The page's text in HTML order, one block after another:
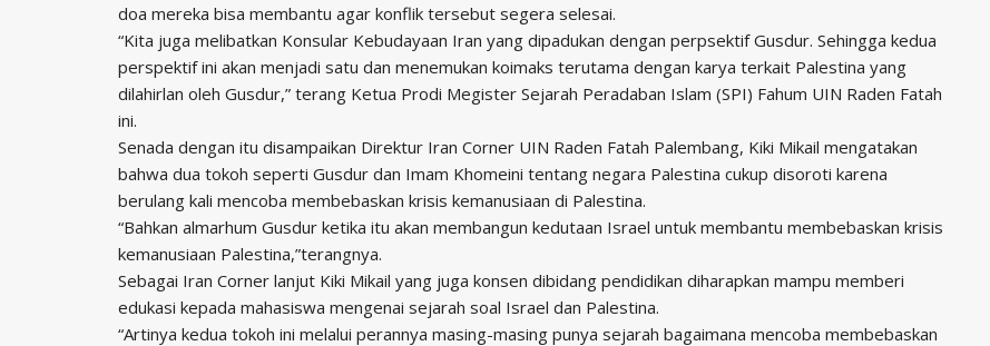
doa mereka bisa membantu agar konflik tersebut segera selesai.
“Kita juga melibatkan Konsular Kebudayaan Iran yang dipadukan dengan perpsektif Gusdur. Sehingga kedua
perspektif ini akan menjadi satu dan menemukan koimaks terutama dengan karya terkait Palestina yang
dilahirlan oleh Gusdur,” terang Ketua Prodi Megister Sejarah Peradaban Islam (SPI) Fahum UIN Raden Fatah
ini.
Senada dengan itu disampaikan Direktur Iran Corner UIN Raden Fatah Palembang, Kiki Mikail mengatakan
bahwa dua tokoh seperti Gusdur dan Imam Khomeini tentang negara Palestina cukup disoroti karena
berulang kali mencoba membebaskan krisis kemanusiaan di Palestina.
“Bahkan almarhum Gusdur ketika itu akan membangun kedutaan Israel untuk membantu membebaskan krisis
kemanusiaan Palestina,”terangnya.
Sebagai Iran Corner lanjut Kiki Mikail yang juga konsen dibidang pendidikan diharapkan mampu memberi
edukasi kepada mahasiswa mengenai sejarah soal Israel dan Palestina.
“Artinya kedua tokoh ini melalui perannya masing-masing punya sejarah bagaimana mencoba membebaskan